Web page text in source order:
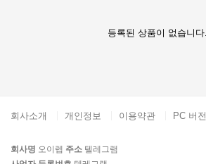
등록된 상품이 없습니다.
회사소개 개인정보 이용약관 PC 버전
회사명 오이렙 주소 텔레그램